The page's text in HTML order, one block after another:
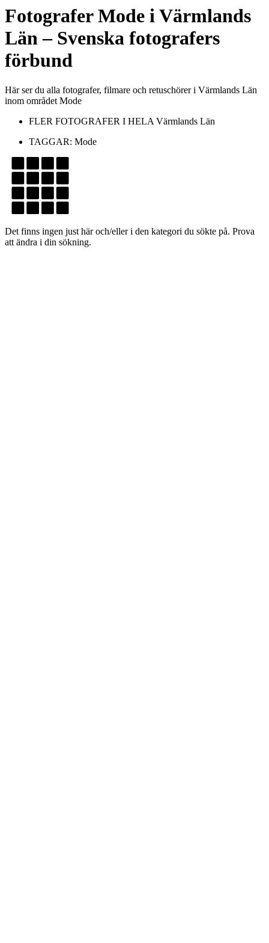
FotograferMode iVärmlands
Län– Svenska fotografers
förbund
Här ser du alla fotografer, filmare och retuschörer i Värmlands Län
inom området Mode
FLER FOTOGRAFER I HELA Värmlands Län
TAGGAR: Mode
Det finns ingen just här och/eller i den kategori du sökte på. Prova
att ändra i din sökning.